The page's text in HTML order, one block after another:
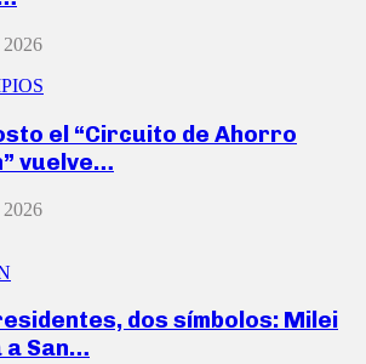
2026
el “Circuito de Ahorro
vuelve…
2026
dos símbolos: Milei
a San…